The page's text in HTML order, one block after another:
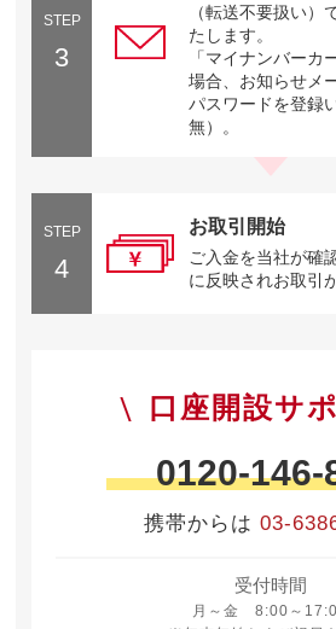
STEP
3
（転送不要扱い）
たします。
「マイナンバーカ
場合、お知らせメ
パスワードを登録
無）。
STEP
4
お取引開始
ご入金を当社が確
に反映されお取引
口座開設サ
0120-146-
携帯からは 03-
受付時間
月～金 8:00～
月曜日から金曜日 8時か